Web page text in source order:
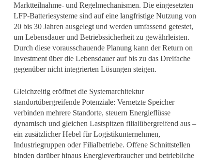
Marktteilnahme- und Regelmechanismen. Die eingesetzten
LFP-Batteriesysteme sind auf eine langfristige Nutzung von
20 bis 30 Jahren ausgelegt und werden umfassend getestet,
um Lebensdauer und Betriebssicherheit zu gewährleisten.
Durch diese vorausschauende Planung kann der Return on
Investment über die Lebensdauer auf bis zu das Dreifache
gegenüber nicht integrierten Lösungen steigen.
Gleichzeitig eröffnet die Systemarchitektur
standortübergreifende Potenziale: Vernetzte Speicher
verbinden mehrere Standorte, steuern Energieflüsse
dynamisch und gleichen Lastspitzen filialübergreifend aus –
ein zusätzlicher Hebel für Logistikunternehmen,
Industriegruppen oder Filialbetriebe. Offene Schnittstellen
binden darüber hinaus Energieverbraucher und betriebliche